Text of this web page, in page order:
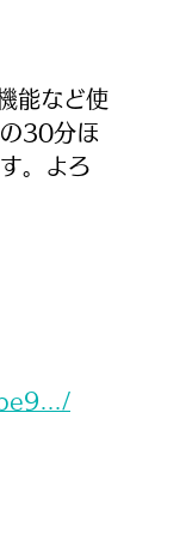
能など使
30分ほ
。よろ